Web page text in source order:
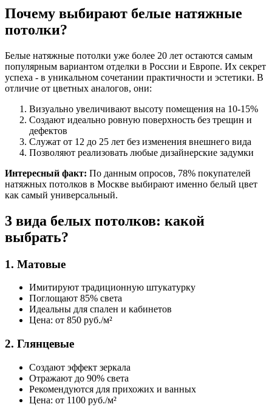
Почему выбирают белые натяжные
потолки?
Белые натяжные потолки уже более 20 лет остаются самым
популярным вариантом отделки в России и Европе. Их секрет
успеха - в уникальном сочетании практичности и эстетики. В
отличие от цветных аналогов, они:
Визуально увеличивают высоту помещения на 10-15%
Создают идеально ровную поверхность без трещин и
дефектов
Служат от 12 до 25 лет без изменения внешнего вида
Позволяют реализовать любые дизайнерские задумки
Интересный факт: По данным опросов, 78% покупателей
натяжных потолков в Москве выбирают именно белый цвет
как самый универсальный.
3 вида белых потолков: какой
выбрать?
1. Матовые
Имитируют традиционную штукатурку
Поглощают 85% света
Идеальны для спален и кабинетов
Цена: от 850 руб./м²
2. Глянцевые
Создают эффект зеркала
Отражают до 90% света
Рекомендуются для прихожих и ванных
Цена: от 1100 руб./м²